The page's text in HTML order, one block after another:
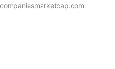
companiesmarketcap.com